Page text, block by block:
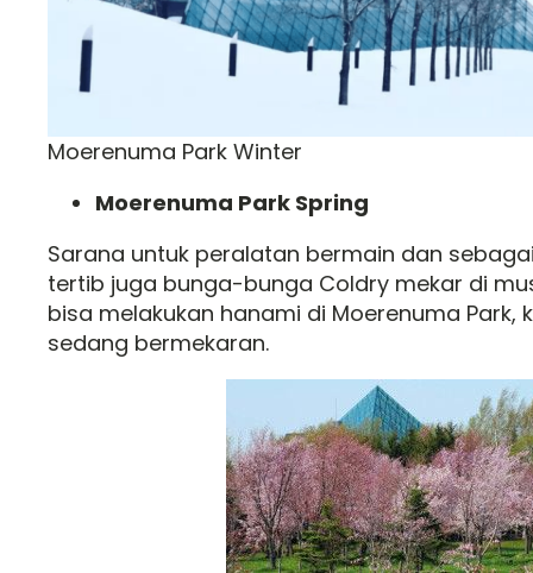
Moerenuma Park Winter
Moerenuma Park Spring
Sarana untuk peralatan bermain dan
tertib juga bunga-bunga Coldry mekar di
bisa melakukan hanami di Moerenuma Park,
sedang bermekaran.